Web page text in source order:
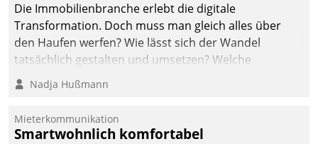
Die Immobilienbranche erlebt die digitale
Transformation. Doch muss man gleich alles über
den Haufen werfen? Wie lässt sich der Wandel
tatsächlich gestalten und umsetzen? Welche
Argumente zählen wirklich?
Nadja Hußmann
Mieterkommunikation
Smartwohnlich komfortabel